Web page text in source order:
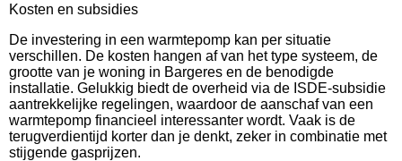
Kosten en subsidies
De investering in een warmtepomp kan per situatie
verschillen. De kosten hangen af van het type systeem, de
grootte van je woning in Bargeres en de benodigde
installatie. Gelukkig biedt de overheid via de ISDE-subsidie
aantrekkelijke regelingen, waardoor de aanschaf van een
warmtepomp financieel interessanter wordt. Vaak is de
terugverdientijd korter dan je denkt, zeker in combinatie met
stijgende gasprijzen.